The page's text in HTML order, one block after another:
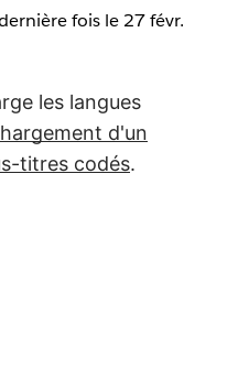
fois le 27 févr.
les langues
d'un
titres codés.